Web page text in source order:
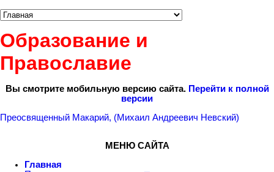
Образование и
Православие
Вы смотрите мобильную версию сайта. Перейти к полной
версии
Преосвященный Макарий, (Михаил Андреевич Невский)
МЕНЮ САЙТА
Главная